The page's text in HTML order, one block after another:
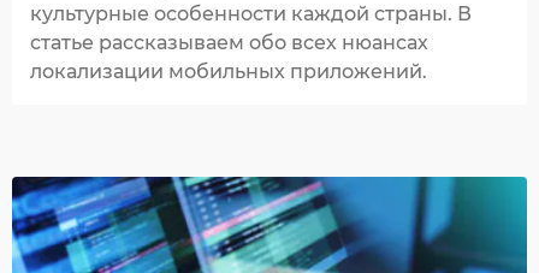
культурные особенности каждой страны. В
статье рассказываем обо всех нюансах
локализации мобильных приложений.